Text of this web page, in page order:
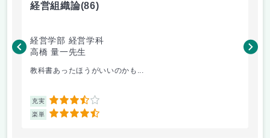
経営組織論(86)
経営学部 経営学科
高橋 量一先生
教科書あったほうがいいのかも...
充実 3.5
楽単 4.5
白